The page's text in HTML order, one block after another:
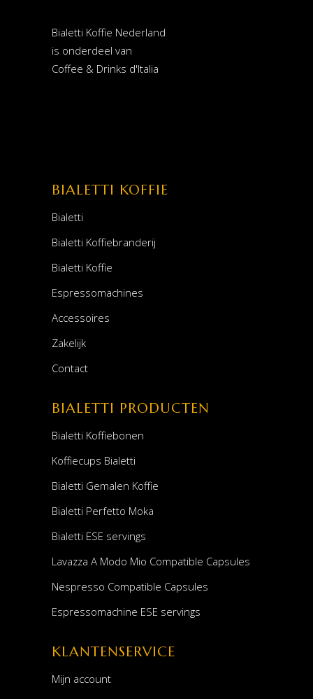
Bialetti Koffie Nederland
is onderdeel van
Coffee & Drinks d'Italia
BIALETTI KOFFIE
Bialetti
Bialetti Koffiebranderij
Bialetti Koffie
Espressomachines
Accessoires
Zakelijk
Contact
BIALETTI PRODUCTEN
Bialetti Koffiebonen
Koffiecups Bialetti
Bialetti Gemalen Koffie
Bialetti Perfetto Moka
Bialetti ESE servings
Lavazza A Modo Mio Compatible Capsules
Nespresso Compatible Capsules
Espressomachine ESE servings
KLANTENSERVICE
Mijn account